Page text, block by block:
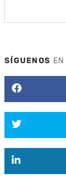
SÍGUENOS EN